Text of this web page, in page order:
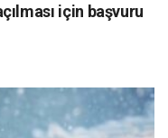
için başvuru